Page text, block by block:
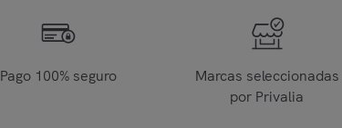
Pago 100% seguro
Marcas seleccionadas
por Privalia